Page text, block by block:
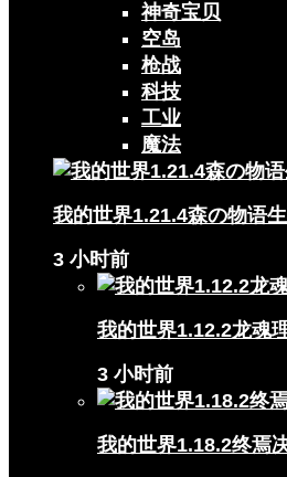
神奇宝贝
空岛
枪战
科技
工业
魔法
我的世界1.21.4森の物语
3 小时前
我的世界1.12.2龙魂
3 小时前
我的世界1.18.2终焉